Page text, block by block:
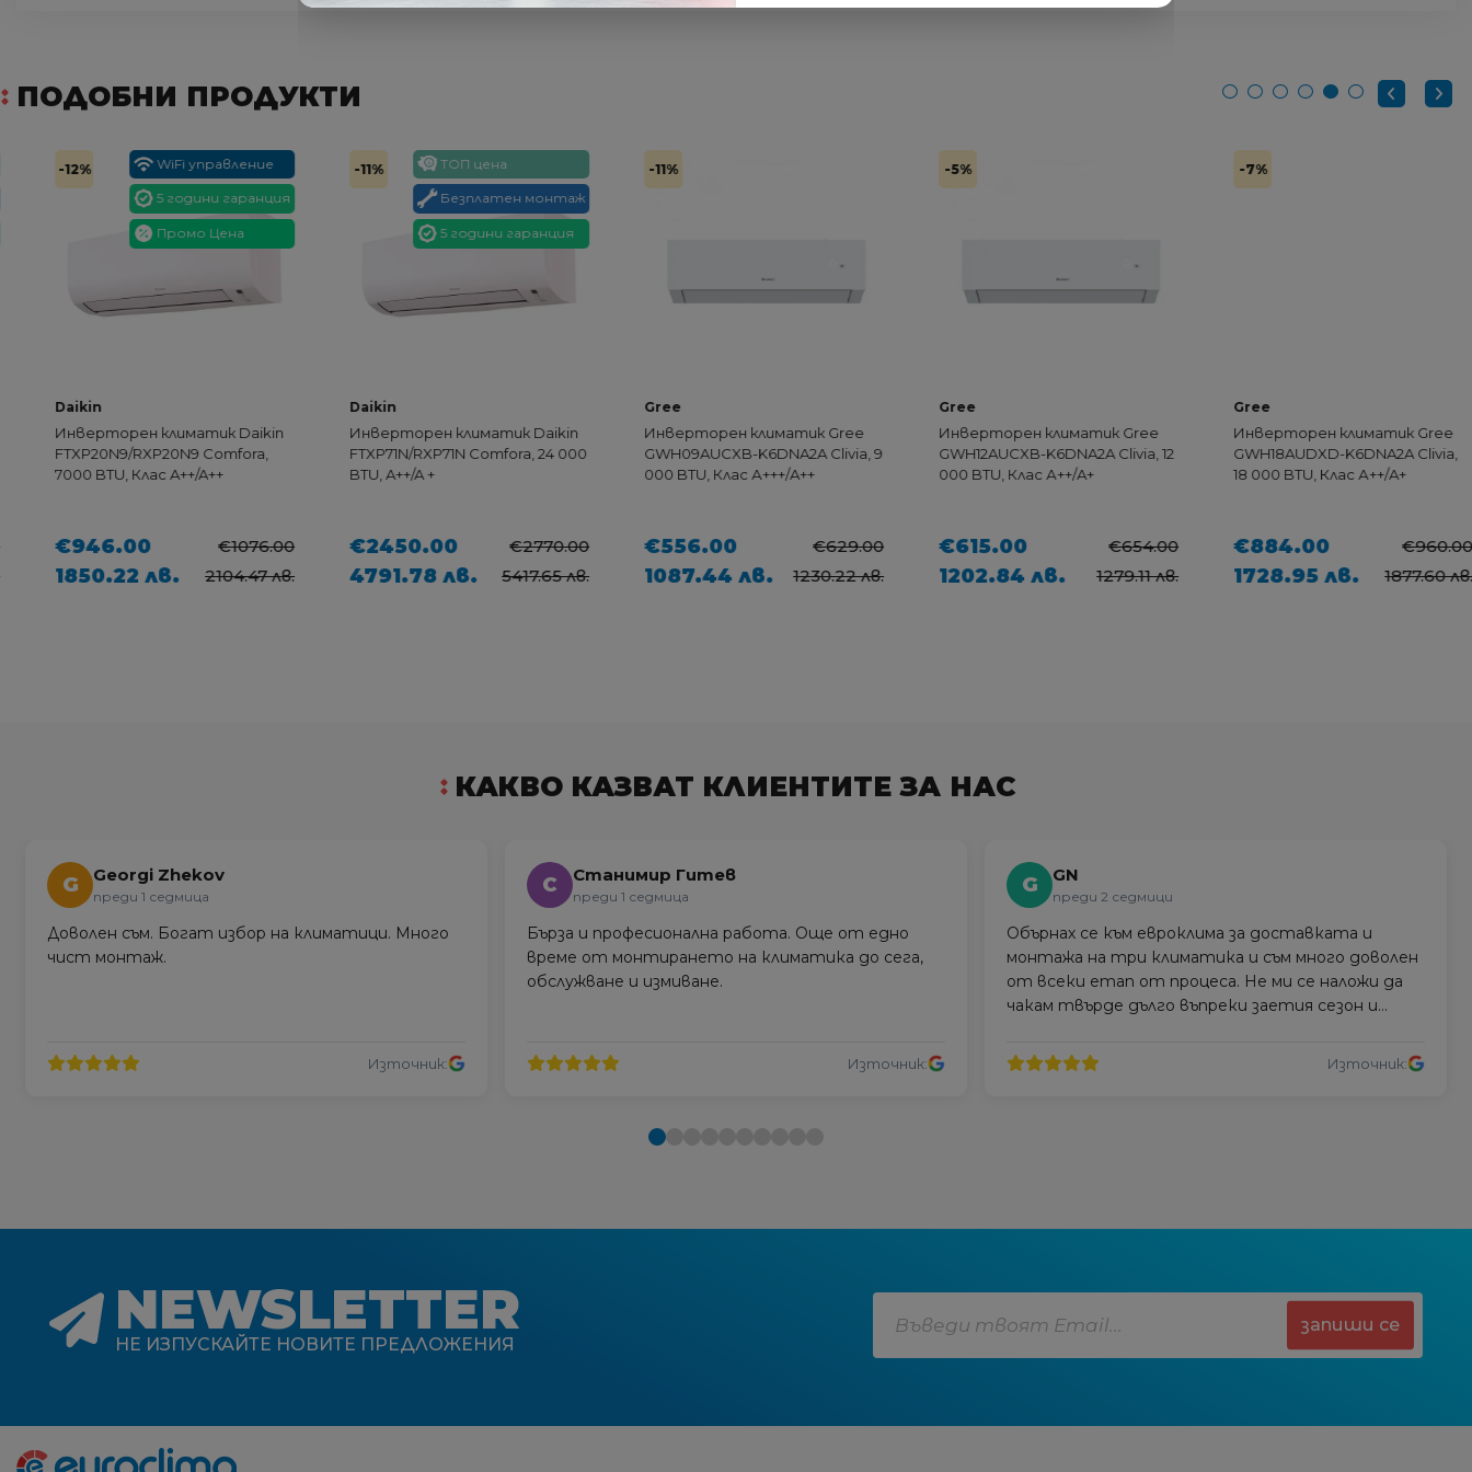
ПОДОБНИ ПРОДУКТИ
-12% WiFi управление
5 години гаранция
Промо Цена
Daikin
Инверторен климатик Daikin
FTXP20N9/RXP20N9 Comfora,
7000 BTU, Клас A++/A++
€946.00 €1076.00
1850.22 лв. 2104.47 лв.
-11% ТОП цена
Безплатен монтаж
5 години гаранция
Daikin
Инверторен климатик Daikin
FTXP71N/RXP71N Comfora, 24 000
BTU, A++/A +
€2450.00 €2770.00
4791.78 лв. 5417.65 лв.
-11%
Gree
Инверторен климатик Gree
GWH09AUCXB-K6DNA2A Clivia, 9
000 BTU, Клас А+++/A++
€556.00 €629.00
1087.44 лв. 1230.22 лв.
Gree
Инверторен климатик Gree
GWH12AUCXB-K6DNA2A Clivia, 12
000 BTU, Клас А++/A+
€615.00 €654.00
1202.84 лв. 1279.11 лв.
Gree
Инверторен климатик Gree
GWH18AUDXD-K6DNA2A Clivia,
18 000 BTU, Клас А++/A+
€884.00 €960.00
1728.95 лв. 1877.60 лв.
КАКВО КАЗВАТ КЛИЕНТИТЕ ЗА НАС
G Georgi Zhekov
преди 1 седмица
Доволен съм. Богат избор на климатици. Много
чист монтаж.
Източник:
С Станимир Гитев
преди 1 седмица
Бърза и професионална работа. Още от едно
време от монтирането на климатика до сега,
обслужване и измиване.
Източник:
G GN
преди 2 седмици
Обърнах се към евроклима за доставката и
монтажа на три климатика и съм много доволен
от всеки етап от процеса. Не ми се наложи да
чакам твърде дълго въпреки заетия сезон и
Източник:
NEWSLETTER
НЕ ИЗПУСКАЙТЕ НОВИТЕ ПРЕДЛОЖЕНИЯ
запиши се